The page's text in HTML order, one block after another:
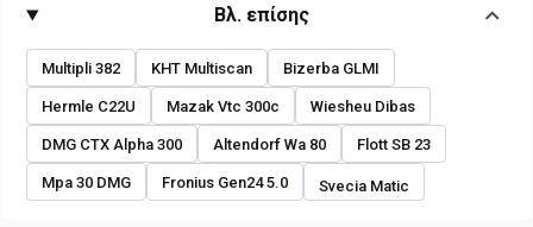
Βλ. επίσης
Multipli 382 KHT Multiscan Bizerba GLMI
Hermle C22U Mazak Vtc 300c Wiesheu Dibas
DMG CTX Alpha 300 Altendorf Wa 80 Flott SB 23
Mpa 30 DMG Fronius Gen24 5.0 Svecia Matic